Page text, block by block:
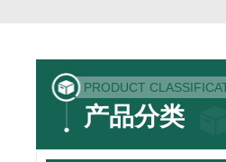
PRODUCT
产品分类